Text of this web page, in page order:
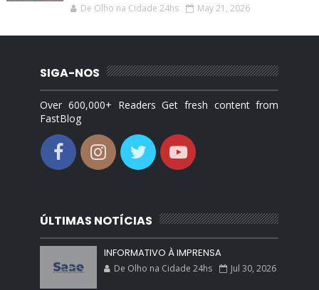
De Olho na Cidade 24hs May 21, 2026
SIGA-NOS
Over 600,000+ Readers Get fresh content from
FastBlog
ÚLTIMAS NOTÍCIAS
INFORMATIVO À IMPRENSA
De Olho na Cidade 24hs Jul 30, 2026